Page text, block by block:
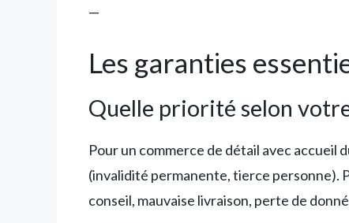
—
Les garanties
Quelle priorité selon
Pour un commerce de détail avec accueil
(invalidité permanente, tierce personne).
conseil, mauvaise livraison, perte de